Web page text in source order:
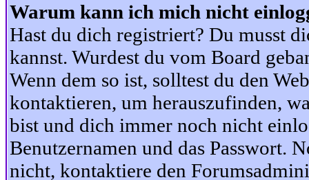
Warum kann ich mich nicht
Hast du dich registriert? Du musst
kannst. Wurdest du vom Board
Wenn dem so ist, solltest du den
kontaktieren, um herauszufinden,
bist und dich immer noch nicht
Benutzernamen und das Passwort.
nicht, kontaktiere den